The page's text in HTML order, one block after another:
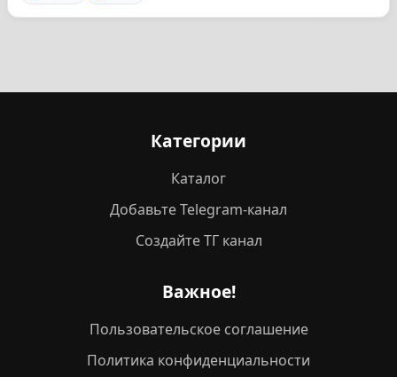
Категории
Каталог
Добавьте Telegram-канал
Создайте ТГ канал
Важное!
Пользовательское соглашение
Политика конфиденциальности